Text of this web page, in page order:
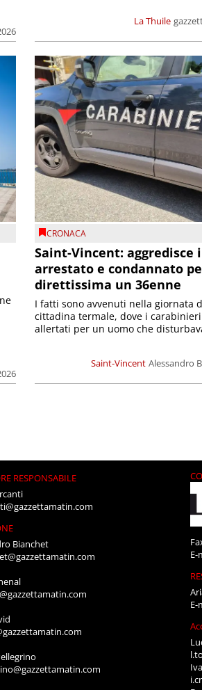
La Thuile
CRONACA
Saint-Vincent: aggredisce
arrestato e condannato
direttissima un 36enne
Saint-Vincent Alessandro
I fatti sono avvenuti nella giornata
cittadina termale, dove i
allertati per un uomo che
RESPONSABILE
Bianchet
E-
E-